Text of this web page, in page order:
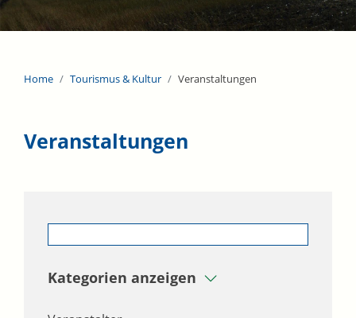
Home Tourismus & Kultur Veranstaltungen
Veranstaltungen
Kategorien anzeigen